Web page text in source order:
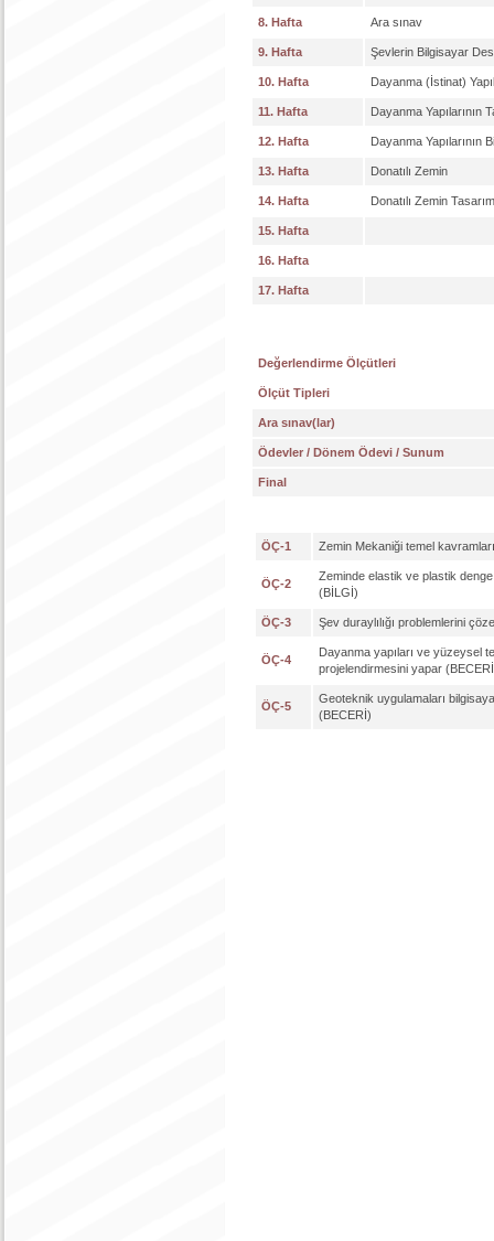
8. Hafta Ara sınav
9. Hafta Şevlerin Bilgisayar
10. Hafta Dayanma (İstinat)
11. Hafta Dayanma Yapılarının
12. Hafta Dayanma Yapılarının
13. Hafta Donatılı Zemin
14. Hafta Donatılı Zemin
15. Hafta
16. Hafta
17. Hafta
Değerlendirme Ölçütleri
Ölçüt Tipleri
Ara sınav(lar)
Ödevler / Dönem Ödevi / Sunum
Final
ÖÇ-1 Zemin Mekaniği temel
ÖÇ-2
Zeminde elastik ve plastik
(BİLGİ)
ÖÇ-3 Şev duraylılığı problemlerini
ÖÇ-4
Dayanma yapıları ve yüzeysel
projelendirmesini yapar
ÖÇ-5
Geoteknik uygulamaları
(BECERİ)